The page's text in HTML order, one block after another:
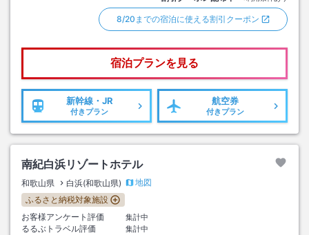
8/20までの宿泊に使える割引クーポン
宿泊プランを見る
新幹線・JR
付きプラン
航空券
付きプラン
南紀白浜リゾートホテル
和歌山県 白浜(和歌山県)
地図
ふるさと納税対象施設
お客様アンケート評価
集計中
るるぶトラベル評価
集計中